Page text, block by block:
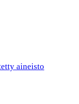
aineisto